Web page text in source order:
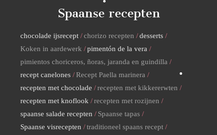
Spaanse recepten
chocolade ijsrecept chorizo recepten
desserts
Koken in aardewerk
pimentón de la vera
pimientos choriceros, ñoras, jaranda en guindilla
recept canelones
Recept Paella marinera
recepten met chocolade
recepten met kikkererwten
recepten met knoflook
recepten met rozijnen
spaanse salade recepten
Spaanse tapas
Spaanse visrecepten
traditioneel spaans recept